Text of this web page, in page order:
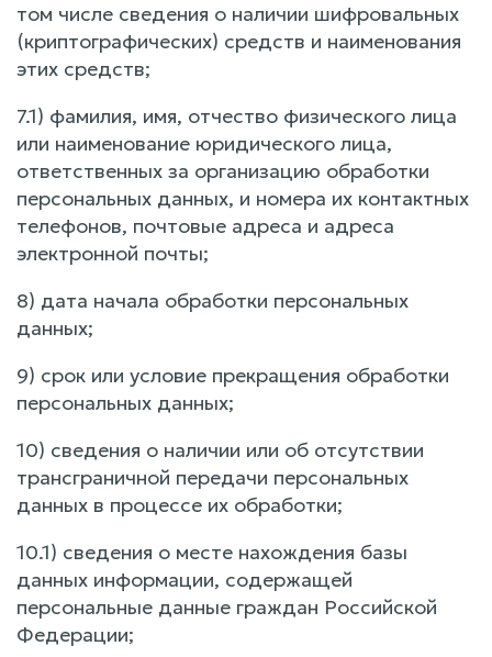
том числе сведения о наличии шифровальных
(криптографических) средств и наименования
этих средств;
7.1) фамилия, имя, отчество физического лица
или наименование юридического лица,
ответственных за организацию обработки
персональных данных, и номера их контактных
телефонов, почтовые адреса и адреса
электронной почты;
8) дата начала обработки персональных
данных;
9) срок или условие прекращения обработки
персональных данных;
10) сведения о наличии или об отсутствии
трансграничной передачи персональных
данных в процессе их обработки;
10.1) сведения о месте нахождения базы
данных информации, содержащей
персональные данные граждан Российской
Федерации;